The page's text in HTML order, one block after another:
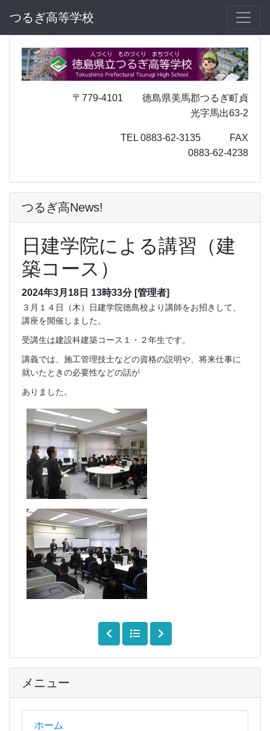
つるぎ高等学校
〒779-4101 徳島県美馬郡つるぎ町貞
光字馬出63-2
TEL 0883-62-3135 FAX
0883-62-4238
メニュー
ホーム
つるぎ高News!
日建学院による講習（建
築コース）
2024年3月18日 13時33分 [管理者]
３月１４日（木）日建学院徳島校より講師をお招きして、
講座を開催しました。
受講生は建設科建築コース１・２年生です。
講義では、施工管理技士などの資格の説明や、将来仕事に
就いたときの必要性などの話が
ありました。